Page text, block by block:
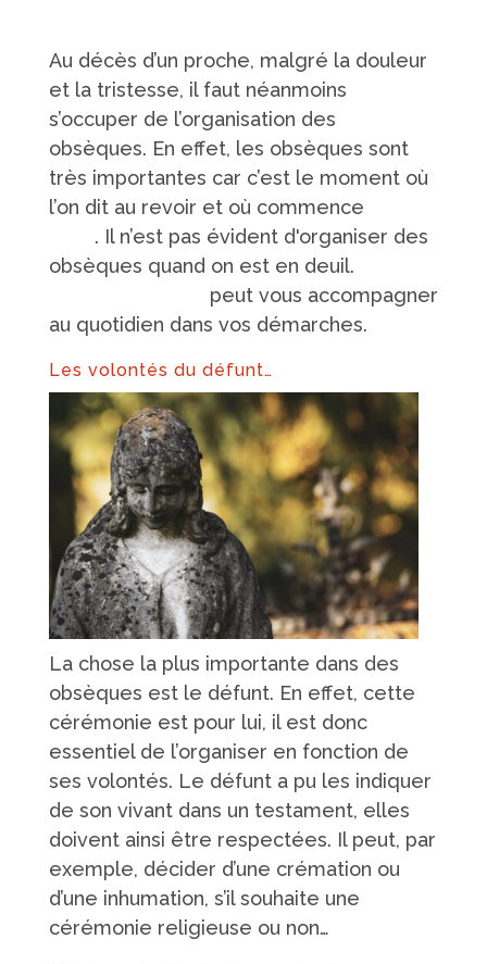
Au décès d’un proche, malgré la douleur
et la tristesse, il faut néanmoins
s’occuper de l’organisation des
obsèques. En effet, les obsèques sont
très importantes car c’est le moment où
l’on dit au revoir et où commence
. Il n’est pas évident d'organiser des
obsèques quand on est en deuil.
peut vous accompagner
au quotidien dans vos démarches.
Les volontés du défunt…
La chose la plus importante dans des
obsèques est le défunt. En effet, cette
cérémonie est pour lui, il est donc
essentiel de l’organiser en fonction de
ses volontés. Le défunt a pu les indiquer
de son vivant dans un testament, elles
doivent ainsi être respectées. Il peut, par
exemple, décider d’une crémation ou
d’une inhumation, s’il souhaite une
cérémonie religieuse ou non…